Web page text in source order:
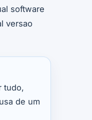
software
versao
tudo,
de um